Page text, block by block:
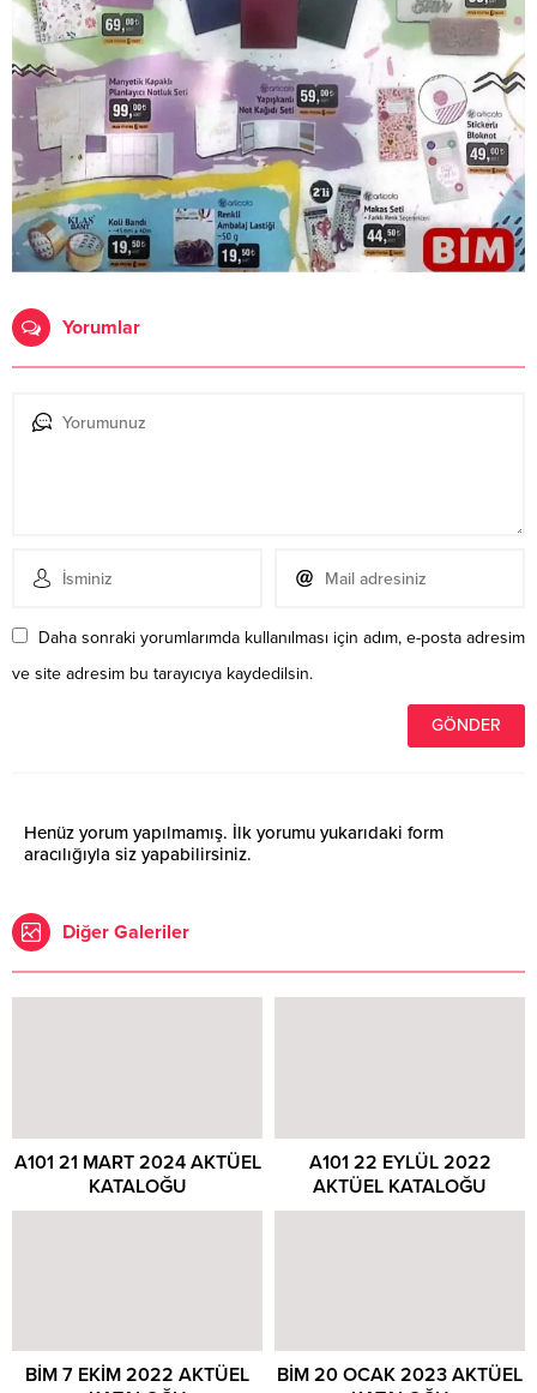
Yorumlar
Daha sonraki yorumlarımda kullanılması için adım, e-posta adresim
ve site adresim bu tarayıcıya kaydedilsin.
Henüz yorum yapılmamış. İlk yorumu yukarıdaki form
aracılığıyla siz yapabilirsiniz.
Diğer Galeriler
A101 21 MART 2024 AKTÜEL
KATALOĞU
A101 22 EYLÜL 2022
AKTÜEL KATALOĞU
BİM 7 EKİM 2022 AKTÜEL
BİM 20 OCAK 2023 AKTÜEL